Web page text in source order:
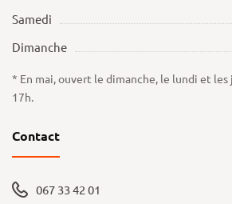
Samedi
Dimanche
* En mai, ouvert le dimanche, le lundi et les
17h.
Contact
067 33 42 01